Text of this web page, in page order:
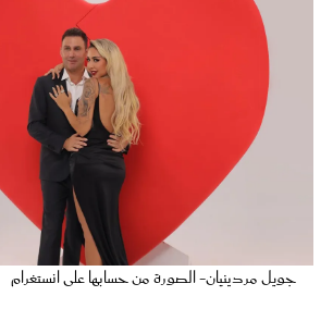
جويل مردينيان- الصورة من حسابها على انستغرام
فيديو
مطبخ سيدتي
مقالات الرأي